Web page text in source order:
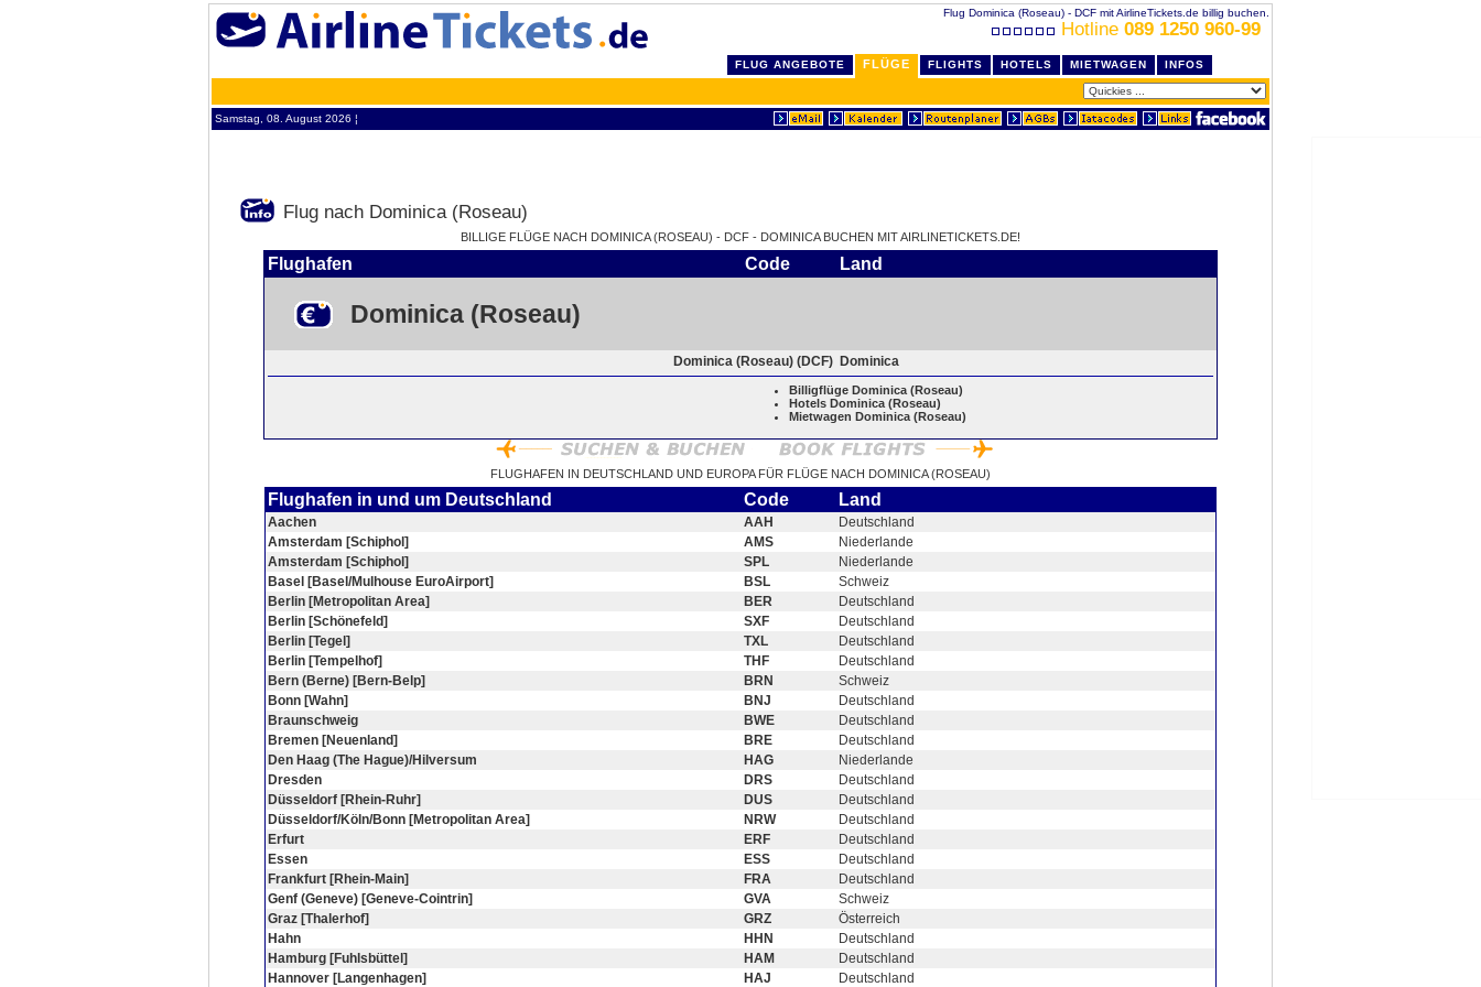
Flug Dominica (Roseau) - DCF mit AirlineTickets.de billig buchen.
Hotline 089 1250 960-99
FLUG ANGEBOTE FLÜGE FLIGHTS HOTELS MIETWAGEN INFOS
Samstag, 08. August 2026 ¦
Flug nach Dominica (Roseau)
BILLIGE FLÜGE NACH DOMINICA (ROSEAU) - DCF - DOMINICA BUCHEN MIT AIRLINETICKETS.DE!
Flughafen Code Land
Dominica (Roseau)
Dominica (Roseau) (DCF) Dominica
Billigflüge Dominica (Roseau)
Hotels Dominica (Roseau)
Mietwagen Dominica (Roseau)
FLUGHAFEN IN DEUTSCHLAND UND EUROPA FÜR FLÜGE NACH DOMINICA (ROSEAU)
Flughafen in und um Deutschland Code Land
Aachen AAH
Deutschland
Amsterdam [Schiphol]
AMS
Niederlande
Amsterdam [Schiphol]
SPL
Niederlande
Basel [Basel/Mulhouse EuroAirport]
BSL
Schweiz
Berlin [Metropolitan Area]
BER
Deutschland
Berlin [Schönefeld]
SXF
Deutschland
Berlin [Tegel]
TXL
Deutschland
Berlin [Tempelhof]
THF
Deutschland
Bern (Berne) [Bern-Belp]
BRN
Schweiz
Bonn [Wahn]
BNJ
Deutschland
Braunschweig
BWE
Deutschland
Bremen [Neuenland]
BRE
Deutschland
Den Haag (The Hague)/Hilversum
HAG
Niederlande
Dresden
DRS
Deutschland
Düsseldorf [Rhein-Ruhr]
DUS
Deutschland
Düsseldorf/Köln/Bonn [Metropolitan Area]
NRW
Deutschland
Erfurt
ERF
Deutschland
Essen
ESS
Deutschland
Frankfurt [Rhein-Main]
FRA
Deutschland
Genf (Geneve) [Geneve-Cointrin]
GVA
Schweiz
Graz [Thalerhof]
GRZ
Österreich
Hahn
HHN
Deutschland
Hamburg [Fuhlsbüttel]
HAM
Deutschland
Hannover [Langenhagen]
HAJ
Deutschland